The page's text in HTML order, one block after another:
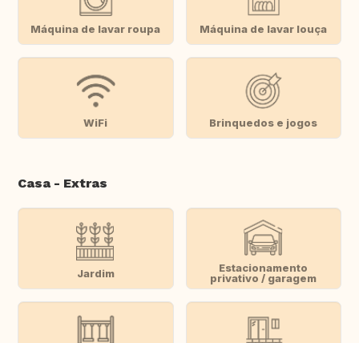
Máquina de lavar roupa Máquina de lavar louça
WiFi Brinquedos e jogos
Casa - Extras
Jardim
Estacionamento
privativo / garagem